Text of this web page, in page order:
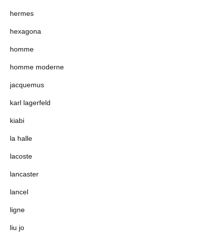
hermes
hexagona
homme
homme moderne
jacquemus
karl lagerfeld
kiabi
la halle
lacoste
lancaster
lancel
ligne
liu jo